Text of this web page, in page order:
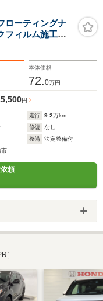
ーティングナ
フィルム施工
ETC キーレ
リートーヨータ
本体価格
72.0万円
円
走行 9.2万km
修復
なし
整備
法定整備付
市
頼
］